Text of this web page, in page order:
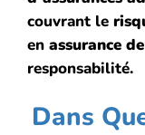
couvrant le
en assurance
responsabilité.
Dans